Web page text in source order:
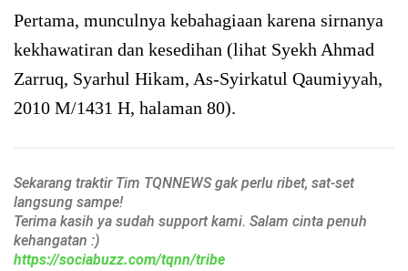
Pertama, munculnya kebahagiaan karena sirnanya
kekhawatiran dan kesedihan (lihat Syekh Ahmad
Zarruq, Syarhul Hikam, As-Syirkatul Qaumiyyah,
2010 M/1431 H, halaman 80).
Sekarang traktir Tim TQNNEWS gak perlu ribet, sat-set
langsung sampe!
Terima kasih ya sudah support kami. Salam cinta penuh
kehangatan :)
https://sociabuzz.com/tqnn/tribe